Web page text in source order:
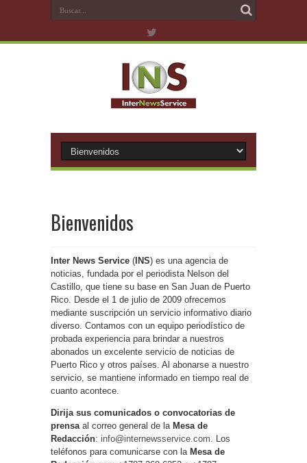
Bienvenidos
Inter News Service ( INS) es una agencia de
noticias, fundada por el periodista Nelson del
Castillo, que tiene su base en San Juan de Puerto
Rico. Desde el 1 de julio de 2009 ofrecemos
mediante suscripción un servicio informativo diario
diverso. Contamos con un equipo periodístico de
probada experiencia para brindar a nuestros
abonados un excelente servicio de noticias de
Puerto Rico y otros países. Al abonarse a nuestro
servicio, se mantiene informado en tiempo real de
cuanto acontece.
Dirija sus comunicados o convocatorias de
prensaal correo general de la Mesa de
Redacción: info@internewsservice.com. Los
teléfonos para comunicarse con la Mesa de